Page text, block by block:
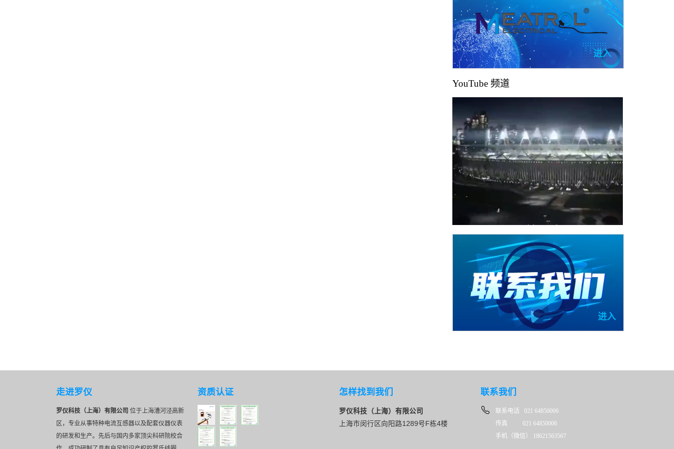
进入
YouTube 频道
进入
走进罗仪
罗仪科技（上海）有限公司 位于上海漕河泾高新
区，专业从事特种电流互感器以及配套仪器仪表
的研发和生产。先后与国内多家顶尖科研院校合
资质认证 怎样找到我们
罗仪科技（上海）有限公司
上海市闵行区向阳路1289号F栋4楼
联系我们
联系电话 021 64850006
传真 021 64850006
手机（微信） 18621563567